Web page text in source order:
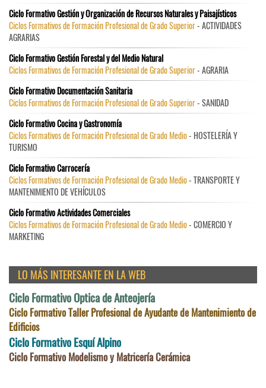
Ciclo Formativo Gestión y Organización de Recursos Naturales y Paisajísticos
Ciclos Formativos de Formación Profesional de Grado Superior- ACTIVIDADES
AGRARIAS
Ciclo Formativo Gestión Forestal y del Medio Natural
Ciclos Formativos de Formación Profesional de Grado Superior- AGRARIA
Ciclo Formativo Documentación Sanitaria
Ciclos Formativos de Formación Profesional de Grado Superior- SANIDAD
Ciclo Formativo Cocina y Gastronomía
Ciclos Formativos de Formación Profesional de Grado Medio- HOSTELERÍA Y
TURISMO
Ciclo Formativo Carrocería
Ciclos Formativos de Formación Profesional de Grado Medio- TRANSPORTE Y
MANTENIMIENTO DE VEHÍCULOS
Ciclo Formativo Actividades Comerciales
Ciclos Formativos de Formación Profesional de Grado Medio- COMERCIO Y
MARKETING
LO MÁS INTERESANTE EN LA WEB
Ciclo Formativo Optica de Anteojería
Ciclo Formativo Taller Profesional de Ayudante de Mantenimiento de
Edificios
Ciclo Formativo Esquí Alpino
Ciclo Formativo Modelismo y Matricería Cerámica